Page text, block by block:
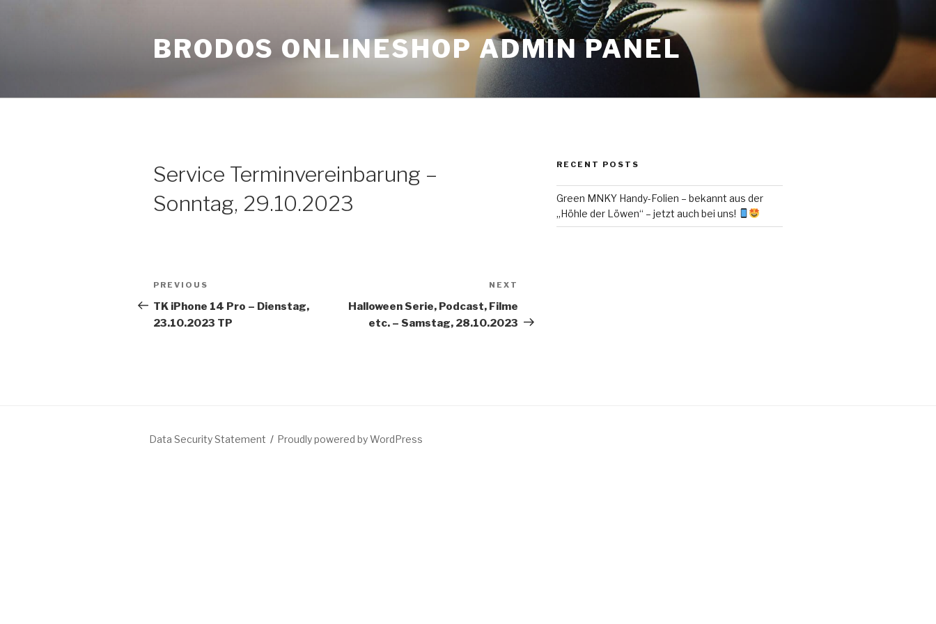
BRODOS ONLINESHOP ADMIN PANEL
Service Terminvereinbarung –
Sonntag, 29.10.2023
Post
navigation
Previous
Post
PREVIOUS
TK iPhone 14 Pro – Dienstag,
23.10.2023 TP
NEXT
Halloween Serie, Podcast, Filme
etc. – Samstag, 28.10.2023
RECENT POSTS
Green MNKY Handy-Folien – bekannt aus der
„Höhle der Löwen“ – jetzt auch bei uns!
Data Security Statement Proudly powered by WordPress